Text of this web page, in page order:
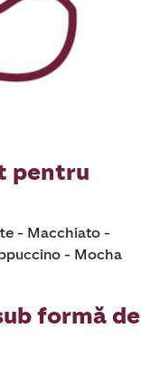
pentru
- Macchiato -
- Mocha
formă de